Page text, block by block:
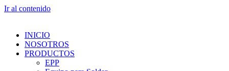
Ir al contenido
INICIO
NOSOTROS
PRODUCTOS
EPP